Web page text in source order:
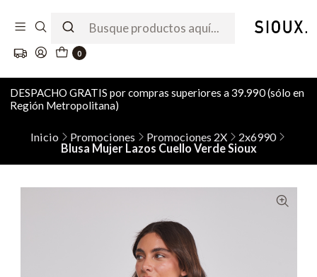
0
DESPACHO GRATIS por compras superiores a 39.990 (sólo en
Región Metropolitana)
Inicio Promociones Promociones 2X
2x6990
Blusa Mujer Lazos Cuello Verde Sioux